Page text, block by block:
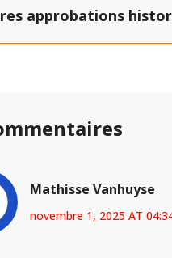
approbations
Mathisse Vanhuyse
novembre 1, 2025 AT